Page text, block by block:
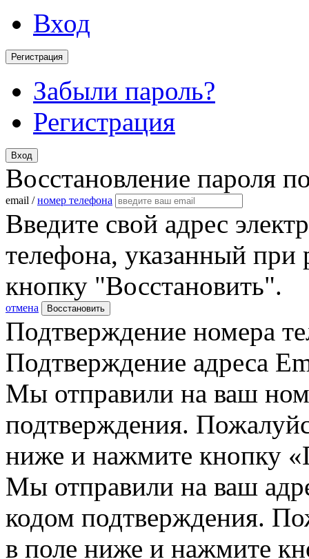
Вход
Регистрация
Забыли пароль?
Регистрация
Вход
Восстановление пароля
email /номер телефона
Введите свой адрес
телефона, указанный при
кнопку "Восстановить".
отмена Восстановить
Подтверждение номера
Подтверждение адреса
Мы отправили на ваш
подтверждения.
ниже и нажмите кнопку
Мы отправили на ваш
кодом подтверждения.
в поле ниже и нажмите